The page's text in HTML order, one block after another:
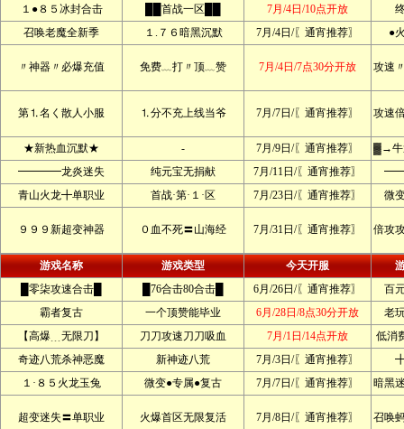
１●８５冰封合击
██首战一区██ 7月/4日/10点开放
召唤老魔全新季
１.７６暗黑沉默 7月/4日/〖通宵推荐〗 ●
〃神器〃必爆充值 免费﹏打〃顶﹏赞 7月/4日/7点30分开放 攻速
第⒈名く散人小服 ⒈分不充上线当爷 7月/7日/〖通宵推荐〗 攻速
★新热血沉默★ - 7月/9日/〖通宵推荐〗
▓→牛
━━━━龙炎迷失
纯元宝无捐献 7月/11日/〖通宵推荐〗
━━
青山火龙╋单职业
首战·第·１·区 7月/23日/〖通宵推荐〗 微
９９９新超变神器 ０血不死〓山海经 7月/31日/〖通宵推荐〗 倍攻
游戏名称 游戏类型 今天开服
█零柒攻速合击█
█76合击80合击█ 6月/26日/〖通宵推荐〗
百
霸者复古
一个顶赞能毕业 6月/28日/8点30分开放
老
【高爆﹍无限刀】
刀刀攻速刀刀吸血 7月/1日/14点开放
低消
奇迹八荒杀神恶魔
新神迹八荒 7月/3日/〖通宵推荐〗
╋
１·８５火龙玉兔
微变●专属●复古 7月/7日/〖通宵推荐〗 暗黑
超变迷失〓单职业 火爆首区无限复活 7月/8日/〖通宵推荐〗 召唤